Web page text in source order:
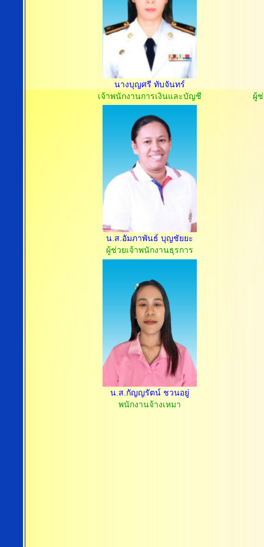
นางบุญศรี ทับจันทร์
เจ้าพนักงานการเงินและบัญชี
ผู้
น.ส.อัมภาพันธ์ บุญชัยยะ
ผู้ช่วยเจ้าพนักงานธุรการ
น.ส.กัญญรัตน์ ชวนอยู่
พนักงานจ้างเหมา